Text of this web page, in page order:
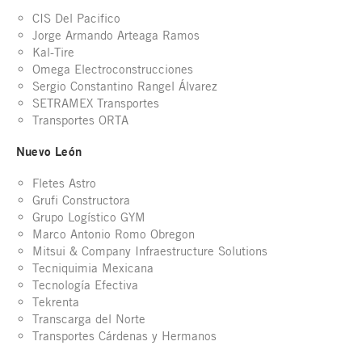
CIS Del Pacifico
Jorge Armando Arteaga Ramos
Kal-Tire
Omega Electroconstrucciones
Sergio Constantino Rangel Álvarez
SETRAMEX Transportes
Transportes ORTA
Nuevo León
Fletes Astro
Grufi Constructora
Grupo Logístico GYM
Marco Antonio Romo Obregon
Mitsui & Company Infraestructure Solutions
Tecniquimia Mexicana
Tecnología Efectiva
Tekrenta
Transcarga del Norte
Transportes Cárdenas y Hermanos